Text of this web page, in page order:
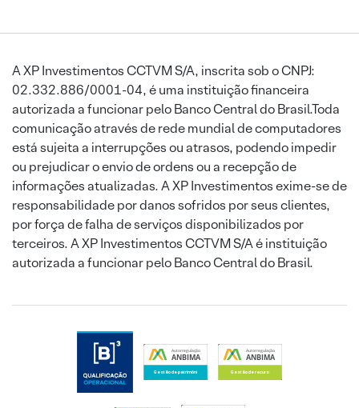
A XP Investimentos CCTVM S/A, inscrita sob o CNPJ:
02.332.886/0001-04, é uma instituição financeira
autorizada a funcionar pelo Banco Central do Brasil.Toda
comunicação através de rede mundial de computadores
está sujeita a interrupções ou atrasos, podendo impedir
ou prejudicar o envio de ordens ou a recepção de
informações atualizadas. A XP Investimentos exime-se de
responsabilidade por danos sofridos por seus clientes,
por força de falha de serviços disponibilizados por
terceiros. A XP Investimentos CCTVM S/A é instituição
autorizada a funcionar pelo Banco Central do Brasil.